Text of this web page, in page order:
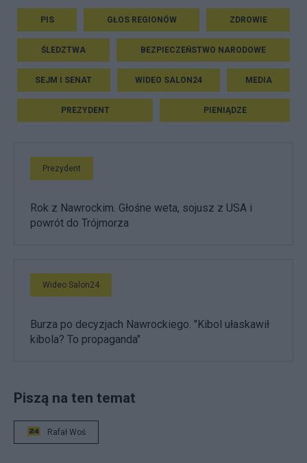
PIS GŁOS REGIONÓW ZDROWIE
ŚLEDZTWA BEZPIECZEŃSTWO NARODOWE
SEJM I SENAT WIDEO SALON24 MEDIA
PREZYDENT PIENIĄDZE
Prezydent
Rok z Nawrockim. Głośne weta, sojusz z USA i
powrót do Trójmorza
Wideo Salon24
Burza po decyzjach Nawrockiego. "Kibol ułaskawił
kibola? To propaganda"
Piszą na ten temat
Rafał Woś